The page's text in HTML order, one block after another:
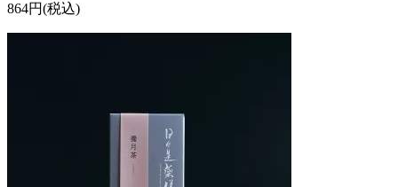
864円(税込)